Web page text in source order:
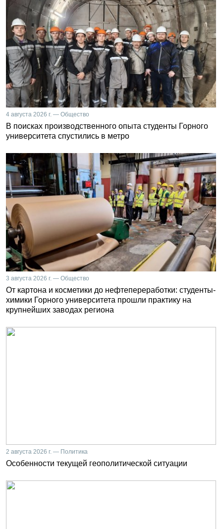
4 августа 2026 г. — Общество
В поисках производственного опыта студенты Горного
университета спустились в метро
3 августа 2026 г. — Общество
От картона и косметики до нефтепереработки: студенты-
химики Горного университета прошли практику на
крупнейших заводах региона
2 августа 2026 г. — Политика
Особенности текущей геополитической ситуации